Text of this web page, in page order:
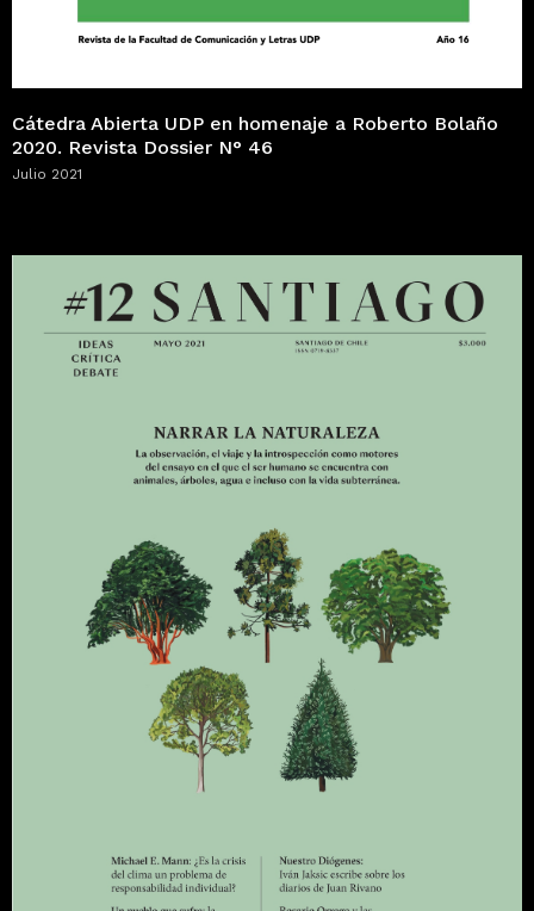
Cátedra Abierta UDP en homenaje a Roberto Bolaño
2020. Revista Dossier N° 46
Julio 2021